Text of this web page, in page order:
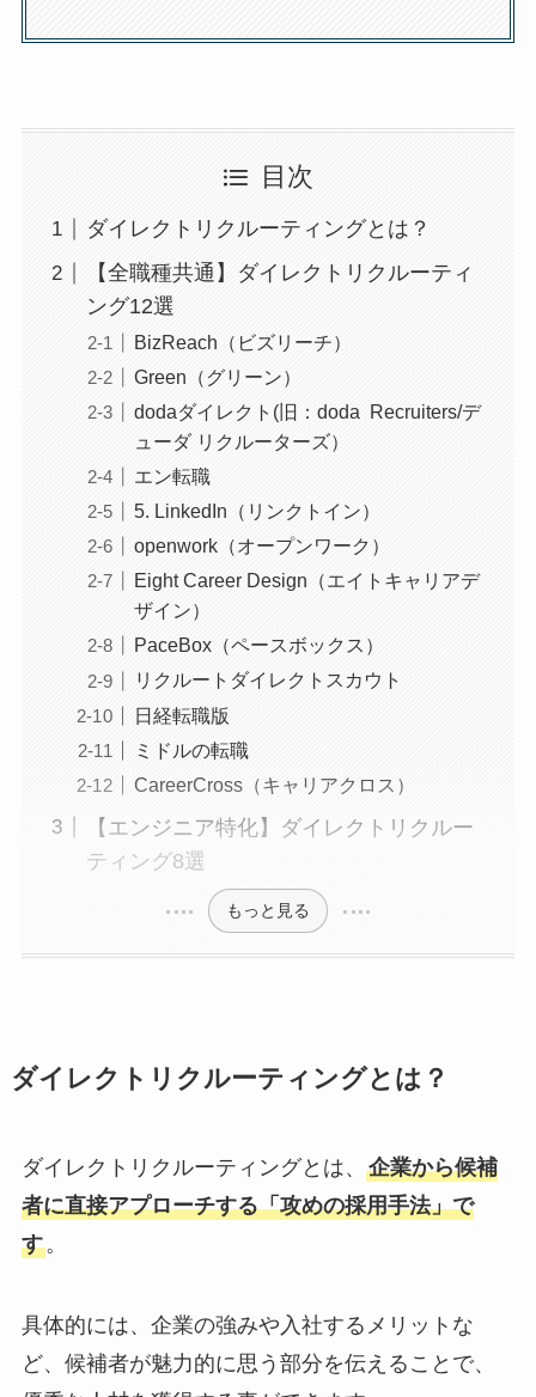
目次
ダイレクトリクルーティングとは？
【全職種共通】ダイレクトリクルーティ
ング12選
BizReach（ビズリーチ）
Green（グリーン）
dodaダイレクト(旧：doda Recruiters/デ
ューダ リクルーターズ）
エン転職
5. LinkedIn（リンクトイン）
openwork（オープンワーク）
Eight Career Design（エイトキャリアデ
ザイン）
PaceBox（ペースボックス）
リクルートダイレクトスカウト
日経転職版
ミドルの転職
CareerCross（キャリアクロス）
【エンジニア特化】ダイレクトリクルー
ティング8選
もっと見る
ダイレクトリクルーティングとは？
ダイレクトリクルーティングとは、 企業から候補
者に直接アプローチする「攻めの採用手法」で
す。
具体的には、企業の強みや入社するメリットな
ど、候補者が魅力的に思う部分を伝えることで、